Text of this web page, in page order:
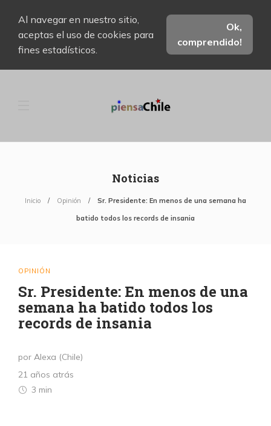
Al navegar en nuestro sitio,
aceptas el uso de cookies para
fines estadísticos.
Ok,
comprendido!
Noticias
Inicio Opinión Sr. Presidente: En menos de una semana ha
batido todos los records de insania
OPINIÓN
Sr. Presidente: En menos de una
semana ha batido todos los
records de insania
por Alexa (Chile)
21 años atrás
3 min